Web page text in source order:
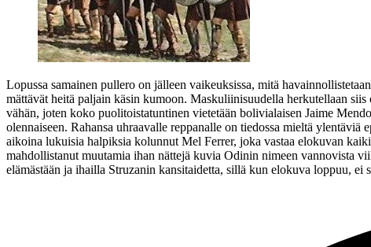
Lopussa samainen pullero on jälleen vaikeuksissa, mitä
mättävät heitä paljain käsin kumoon. Maskuliinisuudella herkutellaan
vähän, joten koko puolitoistatuntinen vietetään bolivialaisen Jaime
olennaiseen. Rahansa uhraavalle reppanalle on tiedossa mieltä
aikoina lukuisia halpiksia kolunnut Mel Ferrer, joka vastaa elokuvan
mahdollistanut muutamia ihan nättejä kuvia Odinin nimeen vannovista
elämästään ja ihailla Struzanin kansitaidetta, sillä kun elokuva loppuu, ei